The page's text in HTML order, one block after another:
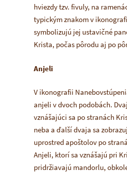
hviezdy tzv. fivuly, na
typickým znakom v
symbolizujú jej ustavičné
Krista, počas pôrodu aj po
Anjeli
V ikonografii
anjeli v dvoch podobách.
vznášajúci sa po stranách
neba a ďalší dvaja sa
uprostred apoštolov po
Anjeli, ktorí sa vznášajú pri
pridržiavajú mandorlu,